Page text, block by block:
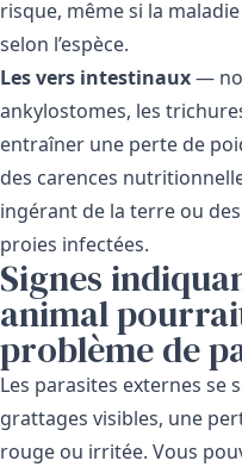
risque, même si la
selon l’espèce.
Les vers intestinaux—
ankylostomes, les
entraîner une perte de
des carences
ingérant de la terre ou
proies infectées.
Signes
animal
problème de
Les parasites externes se
grattages visibles, une
rouge ou irritée. Vous